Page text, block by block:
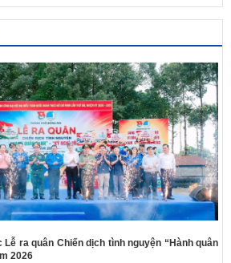
ra quân Chiến dịch tình nguyện “Hành quân
2026